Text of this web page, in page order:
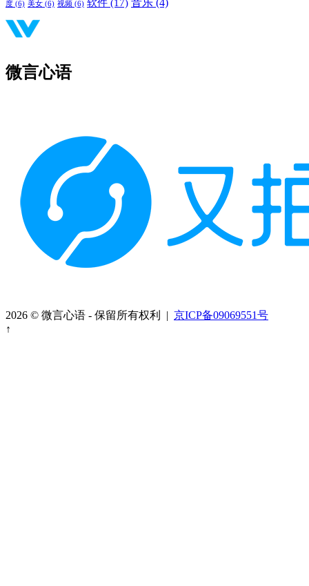
度 (6) 美女 (6) 视频 (6) 软件 (17) 音乐 (4)
微言心语
2026 © 微言心语 - 保留所有权利 | 京ICP备09069551号
↑